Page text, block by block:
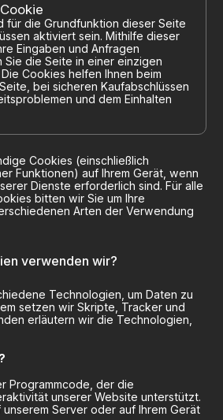
für die Grundfunktion dieser Seite
aktiviert sein. Mithilfe dieser
Eingaben und Anfragen
die Seite in einer einzigen
Cookies helfen Ihnen beim
bei sicheren Kaufabschlüssen
und dem Einhalten
Cookies (einschließlich
Funktionen) auf Ihrem Gerät, wenn
Dienste erforderlich sind. Für alle
bitten wir Sie um Ihre
Arten der Verwendung
verwenden wir?
Technologien, um Daten zu
setzen wir Skripte, Tracker und
erläutern wir die Technologien,
Programmcode, der die
unserer Website unterstützt.
Server oder auf Ihrem Gerät